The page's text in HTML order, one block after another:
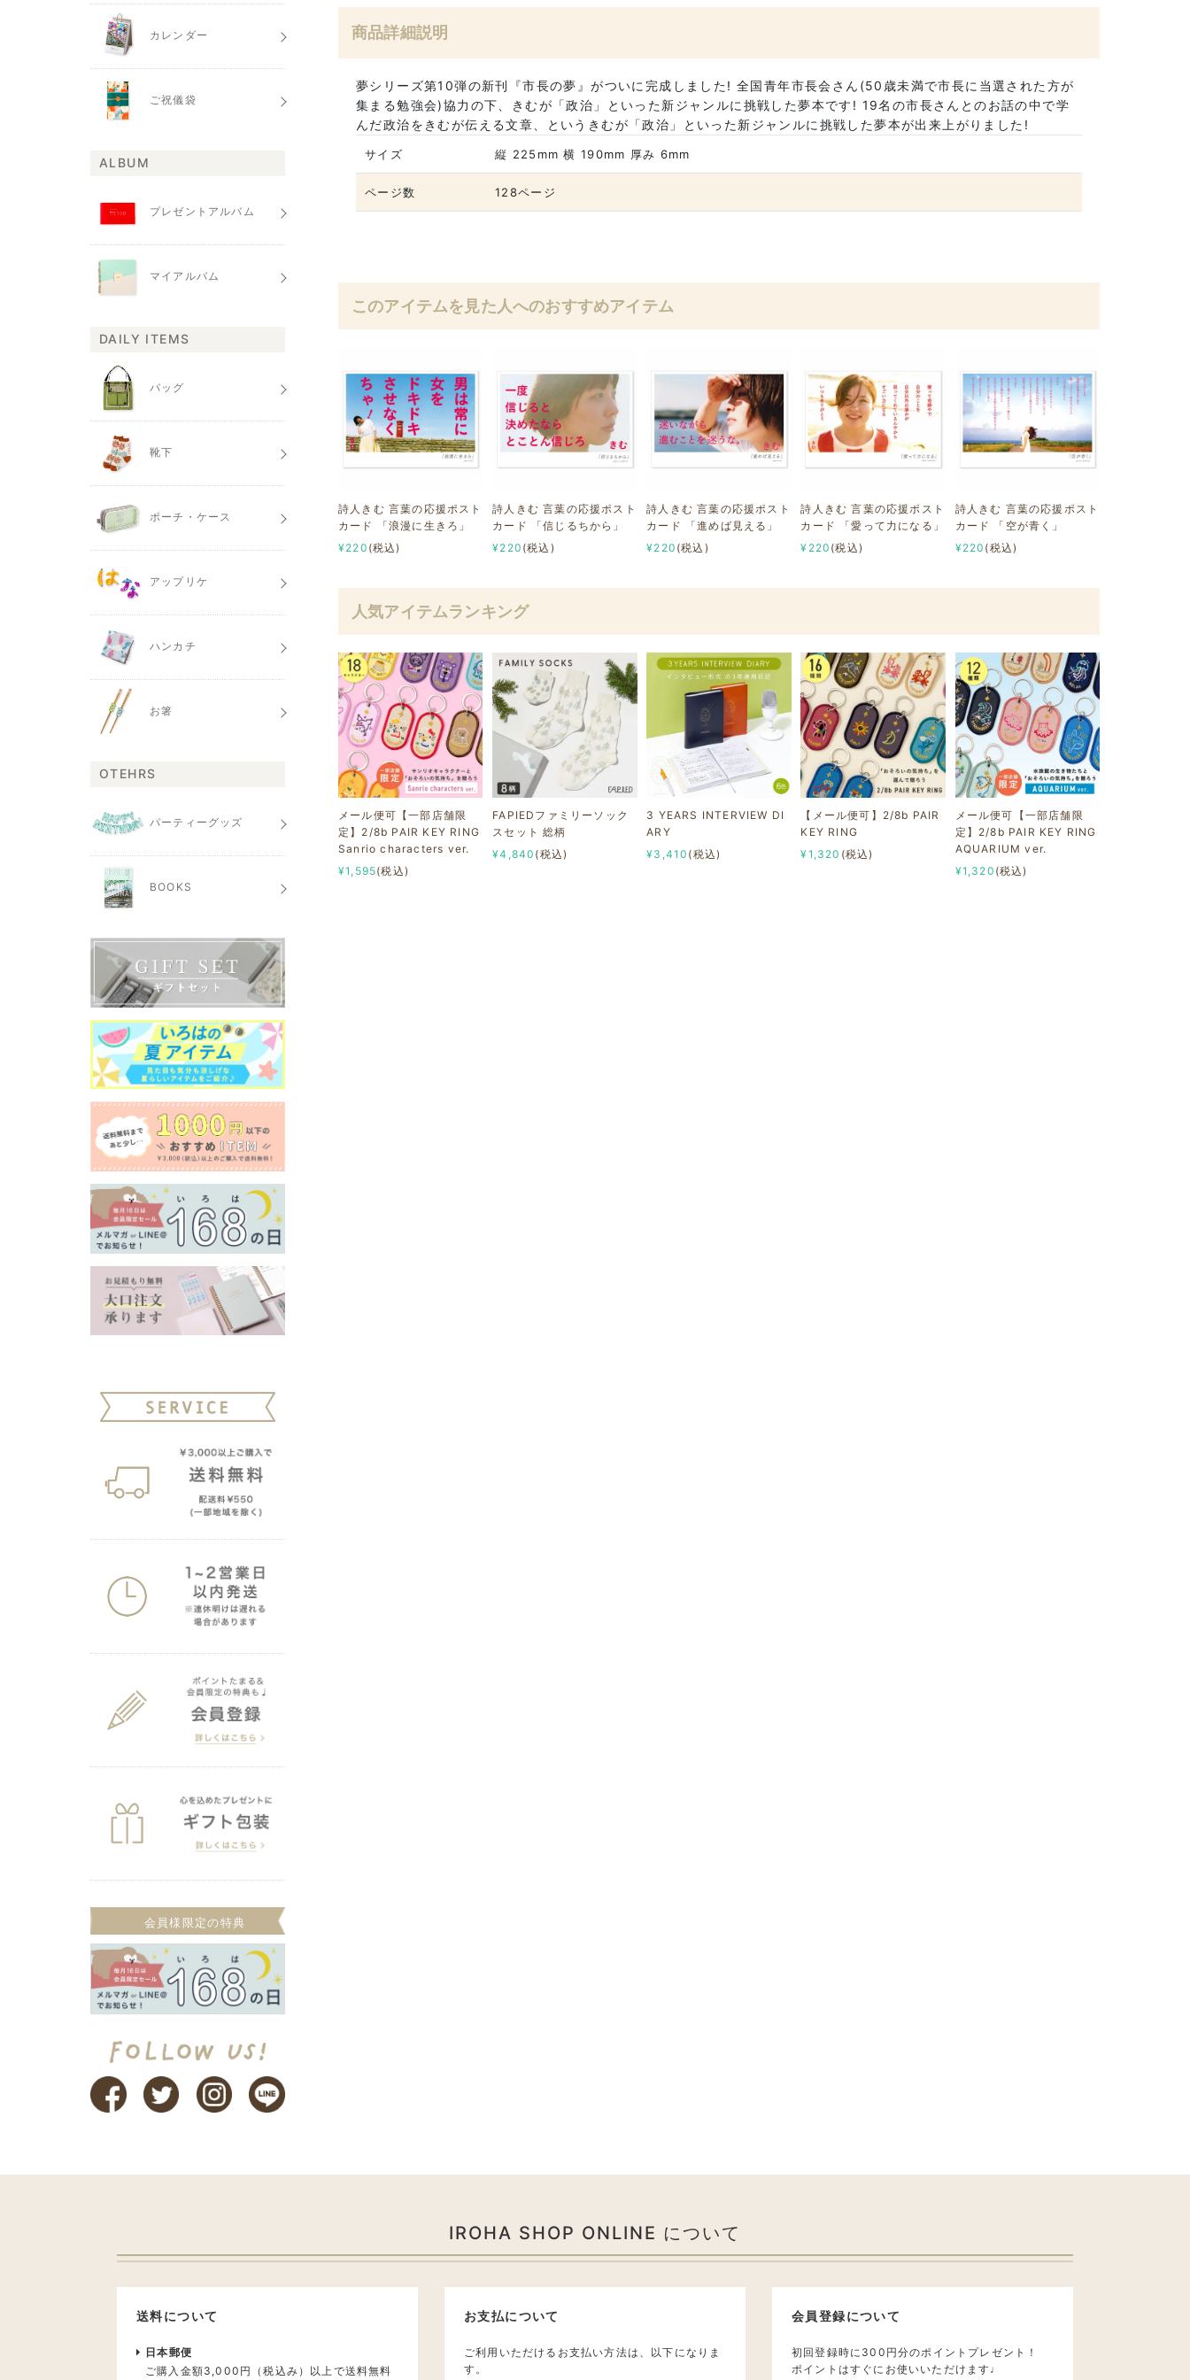
商品詳細説明
夢シリーズ第10弾の新刊『市長の夢』がついに完成しました! 全国青年市長会さん(50歳未満で市長に当選された方が
集まる勉強会)協力の下、きむが「政治」といった新ジャンルに挑戦した夢本です! 19名の市長さんとのお話の中で学
んだ政治をきむが伝える文章、というきむが「政治」といった新ジャンルに挑戦した夢本が出来上がりました!
サイズ 縦 225mm 横 190mm 厚み 6mm
ページ数 128ページ
このアイテムを見た人へのおすすめアイテム
詩人きむ 言葉の応援ポスト
カード 「浪漫に生きろ」
¥220 (税込)
詩人きむ 言葉の応援ポスト
カード 「信じるちから」
¥220 (税込)
詩人きむ 言葉の応援ポスト
カード 「進めば見える」
¥220 (税込)
詩人きむ 言葉の応援ポスト
カード 「愛って力になる」
¥220 (税込)
詩人きむ 言葉の応援ポスト
カード 「空が青く」
¥220 (税込)
人気アイテムランキング
メール便可【一部店舗限
定】2/8b PAIR KEY RING
Sanrio characters ver.
¥1,595(税込)
FAPIEDファミリーソック
スセット 総柄
¥4,840 (税込)
3 YEARS INTERVIEW DI
ARY
¥3,410 (税込)
【メール便可】2/8b PAIR
KEY RING
¥1,320 (税込)
メール便可【一部店舗限
定】2/8b PAIR KEY RING
AQUARIUM ver.
¥1,320 (税込)
カレンダー
ご祝儀袋
ALBUM
プレゼントアルバム
マイアルバム
DAILY ITEMS
バッグ
靴下
ポーチ・ケース
アップリケ
ハンカチ
お箸
OTEHRS
パーティーグッズ
BOOKS
会員様限定の特典
IROHA SHOP ONLINE について
送料について
日本郵便
ご購入金額3,000円（税込み）以上で送料無料
お支払について
ご利用いただけるお支払い方法は、以下になりま
す。
会員登録について
初回登録時に300円分のポイントプレゼント！
ポイントはすぐにお使いいただけます♩